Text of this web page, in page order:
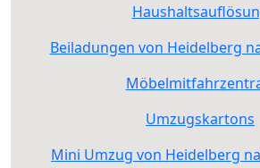
Beiladungen von Heidelberg
Umzugskartons
Mini Umzug von Heidelberg